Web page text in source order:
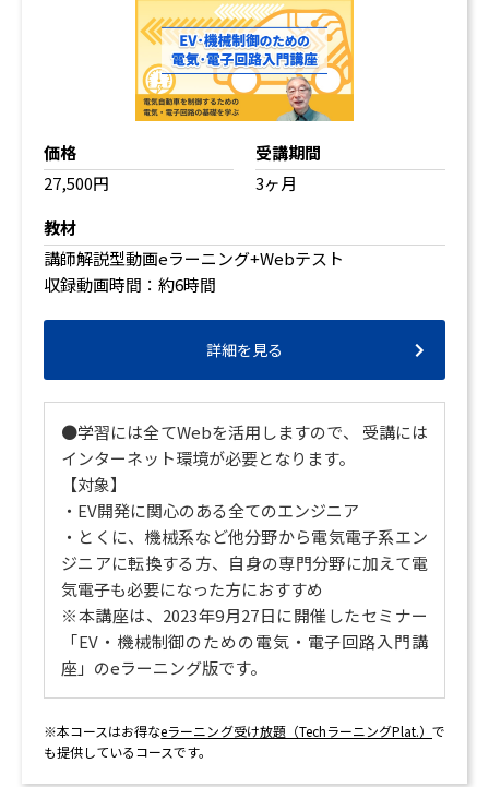
価格
27,500円
受講期間
3ヶ月
教材
講師解説型動画eラーニング+Webテスト
収録動画時間：約6時間
詳細を見る
●学習には全てWebを活用しますので、 受講には
インターネット環境が必要となります。
【対象】
・EV開発に関心のある全てのエンジニア
・とくに、機械系など他分野から電気電子系エン
ジニアに転換する方、自身の専門分野に加えて電
気電子も必要になった方におすすめ
※本講座は、2023年9月27日に開催したセミナー
「EV・機械制御のための電気・電子回路入門講
座」のeラーニング版です。
※本コースはお得なeラーニング受け放題（TechラーニングPlat.）で
も提供しているコースです。